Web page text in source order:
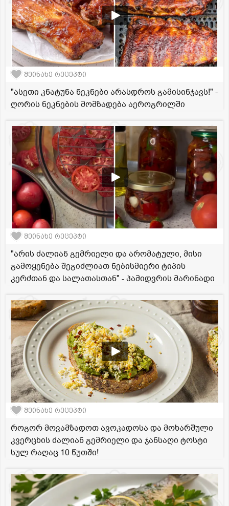
შეინახე რეცეპტი
"ასეთი კნატუნა ნეკნები არასდროს გამისინჯავს!" -
ღორის ნეკნების მომზადება აეროგრილში
შეინახე რეცეპტი
"არის ძალიან გემრიელი და არომატული, მისი
გამოყენება შეგიძლიათ ნებისმიერი ტიპის
კერძთან და სალათასთან" - პამიდვრის მარინადი
შეინახე რეცეპტი
როგორ მოვამზადოთ ავოკადოსა და მოხარშული
კვერცხის ძალიან გემრიელი და ჯანსაღი ტოსტი
სულ რაღაც 10 წუთში!